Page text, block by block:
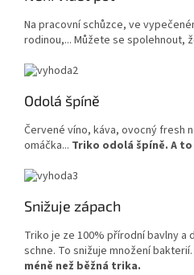
Na pracovní schůzce, ve
rodinou,... Můžete se spolehnout,
Odolá špíně
Červené víno, káva, ovocný fresh
omáčka... Triko odolá špíně. A
Snižuje zápach
Triko je ze 100% přírodní bavlny a
schne. To snižuje množení bakterií.
méně než běžná trika.